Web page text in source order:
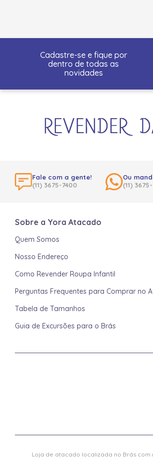
Cadastre-se e fique por
dentro de todas as
novidades
Fale com a gente!
(11) 3675-7400
Ou
(11)
Sobre a Yora Atacado
Quem Somos
Nosso Endereço
Como Revender Roupa Infantil
Perguntas Frequentes para Comprar no
Tabela de Tamanhos
Guia de Excursões para o Brás
Loja de atacado localizada no Brás